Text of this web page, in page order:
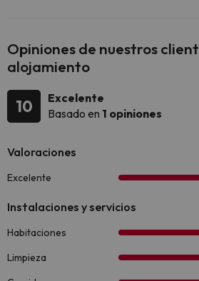
Opiniones de nuestros
alojamiento
10
Excelente
Basado en 1 opiniones